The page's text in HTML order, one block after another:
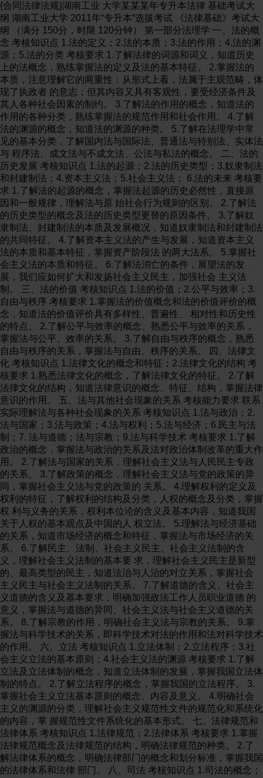
{合同法律法规}湖南工业 大学某某某年专升本法律 基础考试大纲 湖南工业大学 2011年“专升本”选拔考试 《法律基础》考试大纲 （满分 150分，时限 120分钟） 第一部分法理学 一、法的概念 考核知识点 1.法的定义；2.法的本质；3.法的作用；4.法的渊源；5.法的分类 考核要求 1.了解法律的词源和词义，知道历史上的法概念，熟练掌握法的定义及法的基本特征。 2.掌握法的本质，注意理解它的两重性：从形式上看，法属于主观范畴，体现了执政者 的意志；但其内容又具有客观性，要受经济条件及其人各种社会因素的制约。 3.了解法的作用的概念，知道法的作用的各种分类，熟练掌握法的规范作用和社会作用。 4.了解法的渊源的概念，知道法的渊源的种类。 5.了解在法理学中常见的基本分类，了解国内法与国际法、普通法与特别法、实体法与 程序法、成文法与不成文法、公法与私法的概念。 二、法的历史发展 考核知识点 1.法的起源；2.法的历史类型；3.奴隶制法和封建制法；4.资本主义法；5.社会主义法； 6.法的未来 考核要求 1.了解法的起源的概念，掌握法起源的历史必然性，直接原因和一般规律，理解法与原 始社会行为规则的区别。 2.了解法的历史类型的概念及法的历史类型更替的原因条件。 3.了解奴隶制法、封建制法的本质及发展概况，知道奴隶制法和封建制法的共同特征。 4.了解资本主义法的产生与发展，知道资本主义法的本质和基本特征，掌握资产阶段法 的两大法系。 5.掌握社会主义法的本质和特征。 6.了解法消亡的条件，展望法的发展，我们应如何扩大和发扬社会主义民主，加强社会 主义法制。 三、法的价值 考核知识点 1.法的价值；2.公平与效率；3.自由与秩序 考核要求 1.掌握法的价值概念和法的价值评价的概念，知道法的价值评价具有多样性、普遍性、 相对性和历史性的特点。 2.了解公平与效率的概念、熟悉公平与效率的关系，掌握法与公平、效率的关系。 3.了解自由与秩序的概念，熟悉自由与秩序的关系，掌握法与自由、秩序的关系。 四、法律文化 考核知识点 1.法律文化的概念和特征；2.法律文化的结构 考核要求 1.熟悉法律文化的概念，了解法律文化的特征。 2.了解法律文化的结构，知道法律意识的概念、特征、结构，掌握法律意识的作用。 五、法与其他社会现象的关系 考核能力要求 联系实际理解法与各种社会现象的关系 考核知识点 1.法与政治；2.法与国家；3.法与政策；4.法与权利；5.法与经济；6.民主与法制；7. 法与道德；法与宗教；9.法与科学技术 考核要求 1.了解政治的概念，掌握法与政治的关系及法对政治体制改革的重大作用。 2.了解法与国家的关系，理解社会主义法与人民民主专政的关系。 3.了解政策的概念，理解社会主义法与党的政策的异同，掌握社会主义法与党的政策的 关系。 4.理解权利的定义及权利的特征，了解权利的结构及分类，人权的概念及分类，掌握权 利与义务的关系，权利本位论的含义及基本内容，知道我国关于人权的基本观点及中国的人 权立法。 5.理解法与经济基础的关系，知道市场经济的概念和特征，掌握法与市场经济的关系。 6.了解民主、法制、社会主义民主、社会主义法制的含义，理解社会主义法制的基本要 求，理解社会主义民主是新型的、最高类型的民主，知道法治与人治的对立关系，掌握社会 主义民主与社会主义法制的关系。 7.了解道德的含义、社会主义道德的含义及基本要求，明确加强政法工作人员职业道德 的意义，掌握法与道德的异同、社会主义法与社会主义道德的关系。 8.了解宗教的作用，明确社会主义法与宗教的关系。 9.掌握法与科学技术的关系，即科学技术对法的作用和法对科学技术的作用。 六、立法 考核知识点 1.立法体制；2.立法程序；3.社会主义立法的基本原则；4.社会主义法的渊源 考核要求 1.了解立法及立法体制的概念，知道立法体制的发展，掌握我国立法体制的特点。 2.了解立法程序的概念，掌握我国的立法程序。 3.掌握社会主义立法基本原则的概念、内容及意义。 4.明确社会主义的渊源的分类，理解社会主义规范性文件的规范化和系统化的内容，掌 握规范性文件系统化的基本形式。 七、法律规范和法律体系 考核知识点 1.法律规范；2.法律体系 考核要求 1.掌握法律规范概念及法律规范的结构，明确法律规范的种类。 2.了解法律体系的概念，明确法律部门的概念和划分标准，掌握我国的法律体系和法律 部门。 八、司法 考核知识点 1.司法的概念；2.社会主义司法的基本原则；3.法律适用的规则；4.法律的效力；5.法 律的解释 考核要求 1.了解司法的概念，明确社会主义司法的特征，掌握社会主义司法的基本要求。 2.掌握各原则的含义、内容及意义。 3.了解法律适用的规则的概念，明确各规则的内容。 4.明确法律效力的概念，理解我国法律的效力范围。 5.了解法律解释的概念，知道法律解释的方法，掌握法律解释的种类。 九、法律关系 考核知识点 1.法律关系的概念；2.法律关系的主体；3.法律关系的内容；4.法律关系的客体；5.法 律关系的产生、变更和消灭 考核要求 1.明确法律关系的含义，了解法律关系的种类。 2.了解法律关系主体的概念，明确法律关系主体的法定资格，知道法律关系主体的种类。 3.明确权利和义务的概念，掌握权利与义务的关系。 4.了解法律关系客体的概念，明确法律关系客体的种类。 5.明确法律关系的产生、变更和消灭的含义，掌握法律关系产生、变更和消灭的根据和 条件。 十、守法 考核知识点 1.守法；2.违法；3.法律责任和法律制裁 考核要求 1.明确守法的含义，了解守法义务和守法条件，掌握守法的基本要求。 2.了解违法的种类，明确违法的概念，理解构成违法的要件。 3.了解法律责任的概念，法律制裁的概念，明确法律责任和法律制裁的种类，掌握归责 原则的含义及社会主义法归责原则。 十一、法律监督 考核知识点 1.法律监督的概念；2.我国法律监督体系 考核要求 1.明确法律监督的概念，理解法律监督的构成，了解法律监督的意义。 2.了解我国法律监督体系的概念，掌握国家监督、社会监督、政党监督三大监督系统。 第二部分宪法学 一、绪论 考核知识点 1.宪法的概念和分类；2.宪法的原则；3.宪法的作用；4.监督宪法的实施 考核要求 1.理解宪法的概念，知道宪法为什么是国家的根本大法？认识宪法的分类，了解马克思 主义的宪法分类方法和资产阶段的宪法分类方法。 2.掌握资产阶段宪法的主要原则和社会主义宪法的主要原则。 3.了解宪法的作用是什么？ 4.了解什么是监督宪法的实施？知道我国的宪法监督制度。 二、宪法的历史发展 考核知识点 1.宪法的产生和发生；2.旧中国宪法的产生和发展；3.新中国宪法的产生和发展 考核要求 1.了解“宪法”一词的起源，知道近代宪法是资产阶段革命的产物，掌握近代资产阶段 几部重要宪法产生的时间、历史背景及主要内容，了解社会主义宪法的产生。 2.了解旧中国宪法产生的基本情况和革命根据地时期的宪法性文件。 3.知道新中国几部宪法产生的时代背景、基本内容和历史意义，以及现行宪法几次修改 的基本内容。 三、国家性质 考核知识点 1.国家的阶级性质；2.国家的经济基础；3.社会主义精神文明建设 考核要求 1.了解国家性质的概念和我国的国家性质，知道为什么人民民主专政实质上是无产阶段 专政，理解爱国统一战线的性质、任务和重要性。 2.了解经济基础的概念和我国社会主义经济制度的基础。 3.了解社会主义精神文明建设的基本内容。 四、国家形式 考核知识点 1.国家政权组织形式；2.国家结构形式 考核要求 1.知道政权组织形式的概念，我国政权组织形式，人民代表大会制度的优越性，人民代 表大会是我国的根本政治制度。 2.知道国家结构的概念、分类以及我国的国家结构形式，懂得我国为什么采取单一制的 国家结构形式。 五、公民的基本权利和义务 考核知识点 1.公民基本权利和义务概述；2.我国公民的基本权利和义务 考核要求 1.了解公民、国民、人民的概念，公民基本权利和义务的概念。 2.知道我国公民的基本权利和义务，我国公民基本权利和义务的特点。 六、中央国家机关 考核知识点 国家机构；全国人民代表大会和它的常务委员会；中华人民共和国主席；国务院；中央 军事委员会；最高人民法院和最高人民检察院 考核要求 了解国家机构的概念和组织活动原则，知道全国人民代表大会和它的常务委员会，中华 人民共和国主席，国务院，中央军事委员会，最高人民法院，最高人民检察院的性质、地位、 任期和职权。 七、地方制度 考核知识点 1.我国地方制度概述；2.地方各级人民代表大会和地方各级人民政府；3.民族区域自治 制度；4.特别行政区 考核要求 1.了解地方制度的概念，行政区域划分。 2.了解地方各级人民代表大会和地方各级人民政府的性质、地位、任期和职权。 3.熟悉民族区域自治制度的概念，民族区域自治地方的自治机关和自治权。 4.理解特点行政区的概念，设立特点行政区的意义和指导方针，特点行政区的特点，中 央和特点行政区的关系。 八、司法制度 考核知识点 1.人民法院；2.人民检察院；3.公安机关；4.司法行政机关 考核要求 1.了解人民法院的性质、任务、组织系统和职权，熟悉我国的审级制度和审判工作的基 本原则。 2.了解人民检察院的性质、任务、组织系统和职权。 3.了解公安机关的性质、职能、公、检、法三机关的关系。 4.了解司法行政机关的性质、职能。 九、选举制度 考核知识点 1.我国选举制度的概念和历史发展；2.我国选举制度的基本原则；3.我国选举的民主程 序 考核要求 1.熟悉我国选举制度的概念，了解我国选举制度的历史发展情况。 2.熟悉我国选举制度的各项基本原则。 3.了解我国选举组织以及选举的各项程序。 十、政党制度 考核知识点 1.政党和政党制度；2.中国共产党的领导；3.中国共产党领导的多党合作和政治协商； 4.中国人民政治协商会议 考核要求 1.了解政党的概念和特征，熟悉政党制度的概念和类型。 2.懂得加强中国共产党领导的重要性以及如何加强和改善党的领导。 3.了解我国各民主党派的基本情况，熟悉中国共产党同各民主党派合作的基本方针，知 道中国人民政治协商会议的性质，任务和作用。 第三部分刑法 一、刑法概说 考核知识点 1.刑法的概念和性质；2.刑法的根据和任务；3.刑法的体系和解释 考核要求 1.识记刑法的概念，理解广义刑法和狭义刑法的含义以及我国刑法的性质。 2.理解我国刑法制定的法律根据和实践根据，我国刑法的保护内容。 二、刑法的基本原则 考核能力要求 掌握我国刑法的三大法定基本原则及其在刑法立法上的表现和司法实践中的要求 考核知识点 1.刑法基本原则的界定及其意义；2.罪刑法定原则；3.适用刑法人人平等原则；4.罪责 刑相适应原则 考核要求 1.理解刑法基本原则的概念和意义。 2.识记罪刑法定原则的基本含义及其历史发展。应用：罪刑法定原则在我国刑法立法中 的体现和司法适用。 3.适用刑法人人平等原则在定罪、量刑、行刑上的体现。 4.识记罪责刑相适应原则的含义。 应用：罪责刑相适应原则在刑法立法上的体现和司法适用。 三、刑法的效力范围 考核知识点 1.刑法的空间效力；2.刑法的时间效力 考核要求 1.识记刑法空间效力的概念和我国刑法采取的原则。理解我国刑法的属地原则、属人原 则、保护原则、普遍管辖原则。 2.识记刑法的时间效力和刑法的溯及力的概念及我国刑法在溯及力上采取的原则。 四、犯罪概念和犯罪构成 考核知识点 1.犯罪的概念和特征；2.犯罪构成的概念及其内容 考核要求 1.理解我国刑法中犯罪概念的基本特征。 2.识记犯罪构成的概念。理解犯罪构成与犯罪概念的关系，犯罪构成的特征和意义。结 合案例分析犯罪概念和犯罪构成在区分罪和非罪中的作用。 五、犯罪构成要件 考核能力要求 能够运用犯罪构成要件正确分析具体案例。 考核知识点 1.犯罪客体；2.犯罪客观方面；3.犯罪主体；4.犯罪主观方面 考核要求 1.识记犯罪客体的概念、种类和犯罪对象的概念。理解直接客体。应用：犯罪客体与犯 罪对象的关系。 2.识记危害行为、作为、不作为和危害结果的含义。理解危害行为的特征，不作为行为 构成犯罪必须具备的条件，刑法上的因果关系与刑事责任的关系及其他客观因素对定罪量刑 的影响。 3.识记犯罪主体、一般主体、特殊主体和单位犯罪的概念及其成立条件。理解我国刑法 关于刑事责任年龄与刑事责任能力的规定，单位犯罪的规定及其处罚原则。 4.识记犯罪故意、犯罪过失、意外事件、不可抗力和犯罪目的的概念。理解犯罪故意和 犯罪过失在刑法理论上的分为及其成立条件。应用：过于自信的过失与间接故意的关系，疏 忽大意的过失与意外事件的关系，行为人在事实上的认识错误。 六、犯罪形态 考核能力要求 能够运用犯罪形态的理论分析具体案例。 考核知识点 1.故意犯罪的停止形态；2.共同犯罪形态；3.一般与数罪形态 考核要求 1.识记犯罪既遂、犯罪预备、犯罪未遂、犯罪中止的概念。理解故意犯罪停止形态，犯 罪既遂、犯罪预备、犯罪未遂和犯罪中止的成立条件及其处罚原则。应用：故意犯罪的各种 停止形态之间的联系和区别。 2.识记共同犯罪、犯罪集团、主犯、从犯、胁从犯、教唆犯的概念。理解共同犯罪的成 立条件，必要共同犯罪、犯罪集团的成立条件及各共同犯罪人的处罚原则。应用：共同犯罪 及其各共同犯罪人的认定。 3.识记罪数区分的标准。理解想象竞合犯、继续犯、连续犯、牵连犯的概念和成立条件 及处罚原则。应用：能够运用理论分析案例。 七、正当行为 考核能力要求 能够运用正当行为的理论分析案例。 考核知识点 1.正当行为；2.正当防卫；3.紧急避险 考核要求 1.识记正当行为的要领和种类，理解正当行为的特征。 2.识记正当防卫和防卫过当的概念。理解正当防卫的成立条件，特殊防卫的成立条件及 防卫过当的处罚原则。应用：能够运用理论分析案例。 3.识记紧急避队和避险过当的概念。理解紧急避队的成立条件及避险过当的处罚原则。 应用：正当防卫与紧急避险的联系和区别，运用理论分析案例。 八、刑罚概说 考核能力要求 对我国刑法中的刑罚规定有个概貌性的了解。 考核知识点 1.刑罚的概念；2.主刑；3.附加刑；4.非刑罚处理方法 考核要求 1.识记刑罚的概念，理解刑罚与其他法律制裁方法的区别。 2.理解刑罚目的的含义及特殊预防与一般预防的关系。 3.识记刑罚体系的要领和刑罚的种类。理解我国刑罚体系的特点。 4.理解主刑的种类和特点。应用：死刑在刑法上的限制性适用规定。 5.理解附加型的种类和特点。应用：罚金、没收财产与剥夺政治权利的适用。 6.识记非刑罚处理方法的种类。 九、刑罚裁量 考核知识点 1.刑罚裁量的概念、内容和意义；2.刑罚裁量原则；3.刑罚裁量情节 考核要求 1.识记刑罚裁量的概念。理解刑罚裁量的特点、内容和意义。 2.识记刑罚裁量的概念。理解我国刑罚裁量原则的基本内容。 3.识记刑罚裁量情节的概念和种类。理解各种法定的刑罚裁量情节。应用：刑法第 63 条第 2款。 十、刑罚裁量制度 考核能力要求 掌握各种刑罚裁量的制度，分析有关案例。 考核知识点 1.累犯；2.自首与立功；3.数罪并罚；4.缓刑 考核要求 1.识记累犯的概念和累犯的处罚。理解一般累犯与特殊累犯的成立条件。应用：累犯的 认定。 2.识记自首和特殊自首的概念以及立功的概念。理解自首和特殊自首的成立条件。应用： 自首和立功的认定。 3.识记我国刑法中数罪并罚的原则和能够实行并罚的数罪。应用：不同数罪的并罚适用。 4.识记一般缓刑和战时缓刑的概念。理解一般缓刑的成立条件和缓刑的适用。 十一、刑罚执行与刑罚消灭制度 考核知识点 1.减刑；2.假释；3.时效；4.赦免 考核要求 1.识记减刑的概念。应用：减刑的适用条件。 2.识记假释的概念。应用：假释的适用条件、考察和撤消。 3.识记追诉时效的概念。应用：追诉时效的具体运用。 十二、危害国家安全罪 考核知识点 1.危害国家安全罪概述；2.危害国家安全罪中的部分犯罪 考核要求 1.识记危害国家安全罪的概念和种类。理解危害国家安全罪的特征。 2.一些具体的危害国家安全罪 (1)间谍罪的概念、构成特征和认定。 (2)为境外窃取、刺探、收买、非法提供国家秘密、情报罪的概念、构成特征和认定。 (3)以上两罪与其他有关国家秘密的犯罪的区别。 十三、危害公共安全罪 考核能力要求 能够正确运用刑法理论分析本章介绍的部分犯罪及其与其他相关犯罪的区别。 考核知识点 1.危害公共安全罪的概念、构成特征和具体种类；2.危害公共安全罪中的部分犯罪 考核要求： 1.识记危害公共安全罪的概念和种类。理解危害公共安全罪的特征。 2.一些具体的危害公共安全罪 (1)放火罪的构成特征和认定。 (2)破坏交通工具罪的构成特征和认定。 (3)非法制造、买卖、运输、邮寄、储存枪支、弹药、爆炸物罪的构成特征和认定。 (4)交通肇事罪的构成特征和认定。 (5)重大责任事故罪的构成特征和认定。 十四、破坏社会主义市场经济秩序罪 考核能力要求 能够正确运用刑法理论分析本章所介绍的犯罪及其与其他相关犯罪的区别。 考核知识点 1.破坏社会主义市场经济秩序罪的概念、构成特征和具体种类；2.破坏社会主义市场经 济秩序罪中的部分犯罪 考核要求 1.识记破坏社会主义市场经济秩序罪的要领和种类。理解破坏社会主义市场经济秩序罪 的构成特征。 2.一些具体的破坏社会主义市场经济秩序罪 (1)生产、销售伪劣产品罪的构成特征和认定。(2)走私普遍货物、物品罪的构成特征和 认定。(3)公司、企业人员受贿罪的构成特征和认定。(4)有关货币的犯罪及其各罪的相互区 别。(5)洗钱罪的构成特征和认定。(6)集资诈骗罪、票据诈骗罪、信用卡诈骗罪、保险诈骗 罪、合同诈骗罪的构成特征及其相互区别与诈骗罪的区别。(7)偷税罪、抗税罪的构成特征 和认定。(8)侵犯商业秘密罪的构成特征和认定。(9)非法经营罪的构成特征和认定。(10)假 冒商标罪的构成特征和认定。 十五、侵犯公民人身权利、民主权利罪 考核能力要求 能够运用刑法理论分析本章所介绍的犯罪及其与其他相关犯罪的区别。 考核知识点 1.侵犯公民人身权利、民主权利罪的概念、构成特征和具体种类；2.侵犯公民人身权利、 民主权利罪的部分犯罪 考核要求 1.识记侵犯公民人身权利、民主权利罪的概念和种类。理解侵犯公民人身权利、民主权 利罪的构成特征。 2.一些具体的侵犯公民人身权利、民主权利罪 (1)故意杀人罪、故意伤害罪的构成特征和认定。 (2)强奸罪的构成特征和认定。 (3)绑架罪的构成特征和认定。 (4)拐卖妇女、儿童罪的构成特征和认定。 (5)收买被拐卖的妇女、儿童的构成特征和认定。 (6)诬告陷害罪的构成特征和认定。 (7)刑讯逼供罪的构成特征和认定。 (8)侮辱罪、诽谤罪的构成特征和认定。 十六、侵犯财产罪 考核能力要求 能够运用刑法理论分析本章所介绍的犯罪及其与其他相关犯罪的区别。 考核知识点 1.侵犯财产罪的概念、构成特征和具体种类；2.侵犯财产罪中的部分犯罪 考核要求 1.识记侵犯财产罪的要领和种类。理解侵犯财产罪的构成特征。 2.一些具体的侵犯财产罪 (1)抢劫罪的构成特征，转化型抢劫罪的成立条件、认定和加重法定刑的情形。(2)盗窃 罪的构成特征、认定和可以判处死刑的情形。(3)侵占罪、职务侵占罪的构成特征和认定。(4) 挪用资金罪、挪用特定款物罪的构成特征和认定。(5)故意毁坏财物罪与破坏生产经营罪的 区别及其与有关的危害公共安全犯罪的区别。 十七、妨害社会管理秩序罪 考核能力要求 能够运用刑法理论分析本章所介绍的犯罪及其与其他相关犯罪的区别。 考核知识点 1.妨害社会管理秩序罪的概念、构成特征和种类；2.妨害社会管理秩序罪中的部分犯罪 考核要求 1.识记妨害社会管理秩序罪的概念和种类。理解妨害社会管理秩序罪的构成特征。 2.一些妨害社会管理秩序罪 (1)妨害公务罪的构成特征和认定。(2)招摇撞骗罪的构成特征和认定。(3)聚众斗殴罪 的构成特征和认定。(4)几种黑社会性质组织犯罪的构成特征和认定。(5)伪证罪的构成特征 和认定。(6)窝藏、包庇罪的构成特征和认定。(7)脱逃罪的构成特征和认定。(8)倒卖文物 罪的构成特征和认定。(9)医疗事故罪、非法行医罪的构成特征和认定。(10)重大环境污染 事故罪的构成特征和认定。(11)非法猎捕和杀害珍贵、濒危野生动物罪的构成特征和认定。 (12)走私、贩卖、运输、制造毒品罪，非法持有毒品罪，非法种植毒品原植物罪的构成特征 和认定。(13)组织卖淫罪、强迫卖淫罪、传播淫秽物品牟利罪的构成特征和认定。(14)制作、 复制、出版、贩卖、传播淫秽物品牟利罪的构成特征和认定。 十八、贪污贿赂罪 考核能力要求 能够运用刑法理论分析所介绍的犯罪及其与其他犯罪的区别。 考核知识点 1.贪污贿赂罪的概念、构成特征和具体种类；2.贪污贿赂罪中的部分犯罪 考核要求 1.识记贪污贿赂罪的概念和具体种类。理解贪污贿赂罪的构成特征。 2.一些具体的贪污贿赂罪 (1)贪污罪的概念、构成特征和认定。(2)受贿罪的概念、构成特征和认定。(3)行贿罪 的概念、构成特征和认定。(4)巨额财产来源不明罪的构成特征和认定。(5)私分罚没财物罪 的构成特征和认定。 十九、渎职罪 考核能力要求 能够运用刑法理论分析介绍的犯罪及其与其他相关犯罪的区别。 考核知识点 1.识记渎职罪的概念、构成特征和具体种类；2.渎职罪的部分犯罪 考核要求 1.识记渎职罪的概念和具体种类。理解渎职罪的构成特征。 2.一些具体的渎职罪 (1)滥用职权罪的构成特征和认定。(2)玩忽职守罪的构成特征和认定。(3)故意泄露国 家秘密罪的构成特征和认定。(4)徇私枉法罪的构成特征和认定。(5)私放在押人员罪的构成 特征和认定。(6)徇私舞弊不移交刑事案件罪的构成特征和认定。 第四部分民法学 一、民法概述 考核能力要求 要求考生理解民法的调整对象，民法的性质以及民法的基本原则。 考核知识点 1.民法的概念、性质与调整对象；2.民法的基本原则；3.我国民法渊源；4.民事法律关 系的概念、特征、分类及其要素，民事法律事实的概念及其分类 考核要求 1.识记民法、民事法律关系，民事法律事实的涵义以及我国民法渊源。 2.理解民法的调整对象、性质以及民法的基本原则。 二、自然人与法人 考核能力要求 要求考生理解自然人的权利能力、行为能力，监护人的职责，法人的权利能力和行为能 力。 考核知识点 1.自然人的权利能力的概念、特征、开始与终止；权利能力与权利的区别；自然人的行 为能力的概念及其分类 2.监护的概念；监护与亲权的区别；监护人的确定以及监护人的职责 3.住所的确定及其法律意义 4.宣告失踪与宣告死亡的概念、条件及法律效果 5.个人合伙的概念、特征及其财产责任 6.法人概念、特征与成立条件法人的权利能力与行为能力的概念及特征 7.法人机关的